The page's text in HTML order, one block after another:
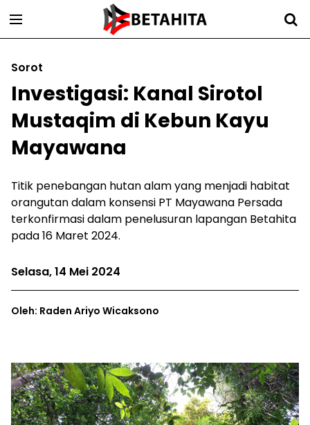
Sorot
Investigasi: Kanal Sirotol
Mustaqim di Kebun Kayu
Mayawana
Titik penebangan hutan alam yang menjadi habitat
orangutan dalam konsensi PT Mayawana Persada
terkonfirmasi dalam penelusuran lapangan Betahita
pada 16 Maret 2024.
Selasa, 14 Mei 2024
Oleh: Raden Ariyo Wicaksono